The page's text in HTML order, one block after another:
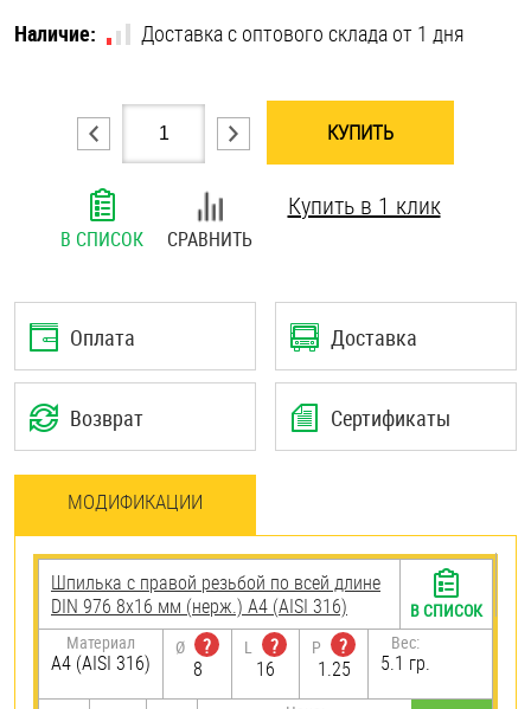
Шплинты
Наличие:
Доставка с оптового склада от 1 дня
КУПИТЬ
В СПИСОК СРАВНИТЬ
Купить в 1 клик
Оплата Доставка
Возврат Сертификаты
МОДИФИКАЦИИ
Шпилька с правой резьбой по всей длине
DIN 976 8х16 мм (нерж.) A4 (AISI 316)
Материал
A4 (AISI 316)
Ø
?
8
L
?
16
P
?
1.25
Вес:
5.1 гр.
В СПИСОК